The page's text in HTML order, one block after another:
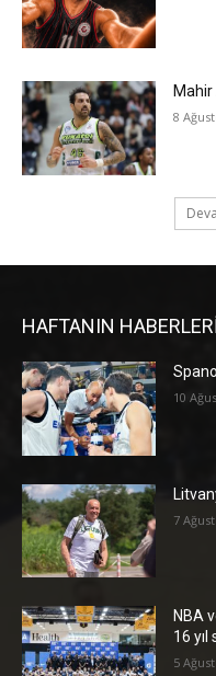
8
HAFTANIN
10
7
NBA
16
5